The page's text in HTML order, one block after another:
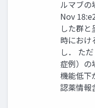
ルマブの
Nov
した群
時におけ
し． た
症例）の
機能低
認薬情報